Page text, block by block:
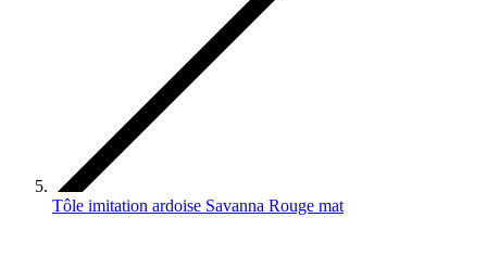
Tôle imitation ardoise Savanna Rouge mat